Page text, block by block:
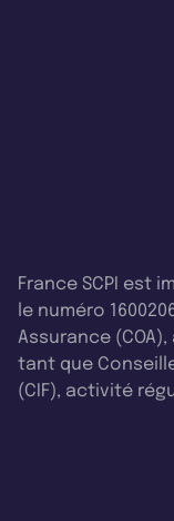
France SCPI est
le numéro
Assurance
tant que
(CIF), activité